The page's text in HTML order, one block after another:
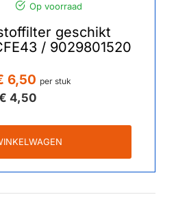
Op voorraad
geschikt
/ 9029801520
6,50 per stuk
4,50